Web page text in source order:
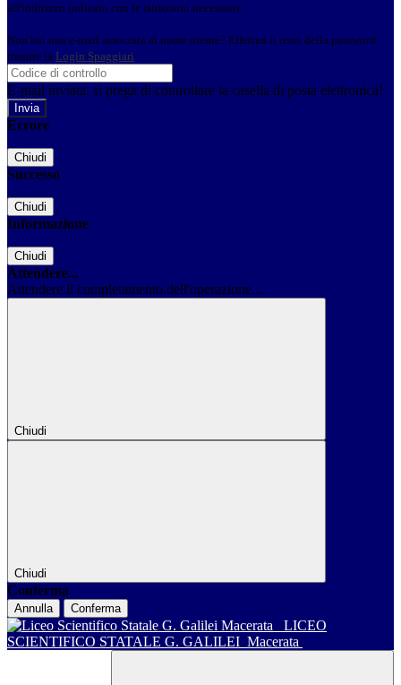
all'indirizzo indicato con le istruzioni necessarie.
Non hai una e-mail associata al nome utente? Effettua il reset della password
tramite la Login Spaggiari
E-mail inviata, si prega di controllare la casella di posta elettronica!
Errore
Chiudi
Successo
Chiudi
Informazione
Chiudi
Attendere...
Attendere il completamento dell'operazione...
Chiudi
Chiudi
Conferma
Annulla Conferma
LICEO
SCIENTIFICO STATALE G. GALILEI Macerata